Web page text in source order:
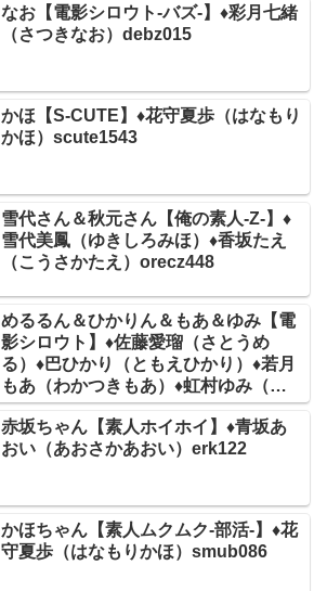
なお【電影シロウト-バズ-】♦彩月七緒
（さつきなお）debz015
かほ【S-CUTE】♦花守夏歩（はなもり
かほ）scute1543
雪代さん＆秋元さん【俺の素人-Z-】♦
雪代美鳳（ゆきしろみほ）♦香坂たえ
（こうさかたえ）orecz448
めるるん＆ひかりん＆もあ＆ゆみ【電
影シロウト】♦佐藤愛瑠（さとうめ
る）♦巴ひかり（ともえひかり）♦若月
もあ（わかつきもあ）♦虹村ゆみ（に
じむらゆみ）deas047
赤坂ちゃん【素人ホイホイ】♦青坂あ
おい（あおさかあおい）erk122
かほちゃん【素人ムクムク-部活-】♦花
守夏歩（はなもりかほ）smub086